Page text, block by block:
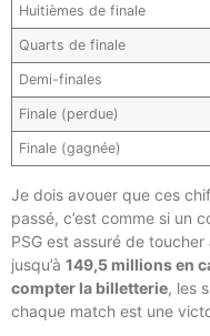
Huitièmes de finale
Quarts de finale
Demi-finales
Finale (perdue)
Finale (gagnée)
Je dois avouer que ces
passé, c’est comme si un
PSG est assuré de toucher
jusqu’à 149,5 millions en
compter la billetterie, les
chaque match est une